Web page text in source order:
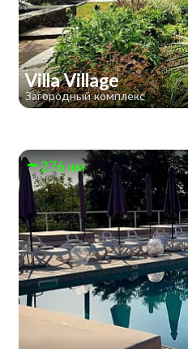
Villa Village
Загородный комплекс
276 км